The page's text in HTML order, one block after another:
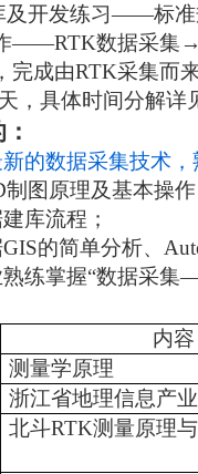
及开发练习——标准
——RTK数据采集
完成由RTK采集而
天，具体时间分解详
的数据采集技术
制图原理及基本操
库流程；
GIS的简单分析、
熟练掌握“数据采
内容
测量学原理
浙江省地理信息产
北斗RTK测量原理